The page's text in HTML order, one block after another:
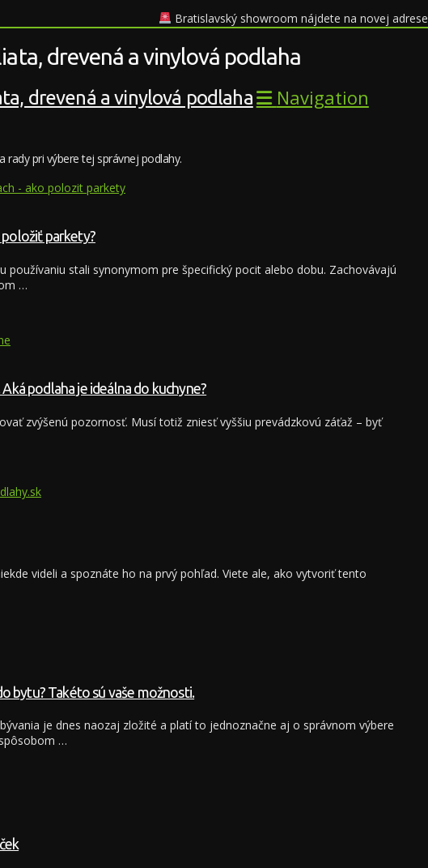
Bratislavský showroom nájdete na novej adrese
drevená a vinylová podlaha
Navigation
pri výbere tej správnej podlahy.
parkety?
používaniu stali synonymom pre špecifický pocit alebo dobu. Zachovávajú
…
podlaha je ideálna do kuchyne?
zvýšenú pozornosť. Musí totiž zniesť vyššiu prevádzkovú záťaž – byť
videli a spoznáte ho na prvý pohľad. Viete ale, ako vytvoriť tento
bytu? Takéto sú vaše možnosti.
je dnes naozaj zložité a platí to jednoznačne aj o správnom výbere
…